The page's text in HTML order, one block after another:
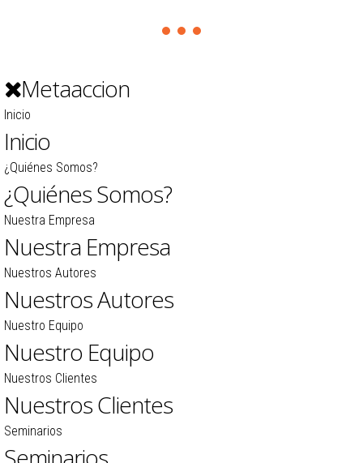
Metaaccion
Inicio
Inicio
¿Quiénes Somos?
¿Quiénes Somos?
Nuestra Empresa
Nuestra Empresa
Nuestros Autores
Nuestros Autores
Nuestro Equipo
Nuestro Equipo
Nuestros Clientes
Nuestros Clientes
Seminarios